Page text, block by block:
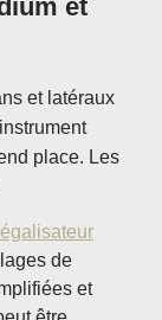
et
et latéraux
place. Les
de
et